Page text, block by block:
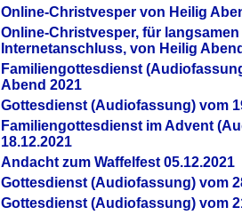
Online-Christvesper von Heilig
Online-Christvesper, für langsamen
Internetanschluss, von Heilig
Familiengottesdienst
Abend 2021
Gottesdienst (Audiofassung) vom
Familiengottesdienst im Advent
18.12.2021
Andacht zum Waffelfest 05.12.2021
Gottesdienst (Audiofassung) vom
Gottesdienst (Audiofassung) vom